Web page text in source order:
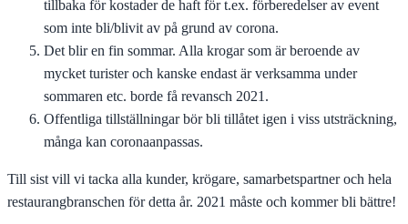
tillbaka för kostader de haft för t.ex. förberedelser av event
som inte bli/blivit av på grund av corona.
Det blir en fin sommar. Alla krogar som är beroende av
mycket turister och kanske endast är verksamma under
sommaren etc. borde få revansch 2021.
Offentliga tillställningar bör bli tillåtet igen i viss utsträckning,
många kan coronaanpassas.
Till sist vill vi tacka alla kunder, krögare, samarbetspartner och hela
restaurangbranschen för detta år. 2021 måste och kommer bli bättre!